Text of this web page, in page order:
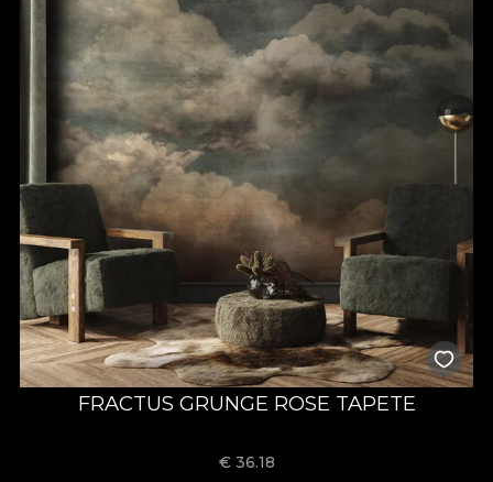
FRACTUS GRUNGE ROSE TAPETE
€ 36.18